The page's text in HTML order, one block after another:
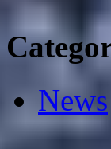
News